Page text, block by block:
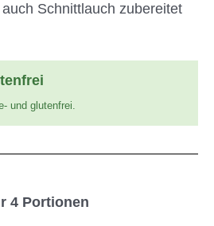
Schnittlauch zubereitet
und glutenfrei.
4 Portionen